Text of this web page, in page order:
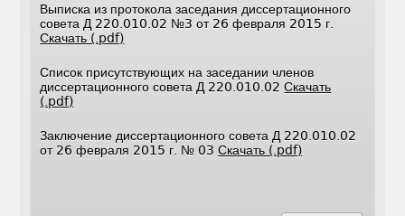
Выписка из протокола заседания диссертационного
совета Д 220.010.02 №3 от 26 февраля 2015 г.
Скачать (.pdf)
Список присутствующих на заседании членов
диссертационного совета Д 220.010.02Скачать
(.pdf)
Заключение диссертационного совета Д 220.010.02
от 26 февраля 2015 г. № 03Скачать (.pdf)